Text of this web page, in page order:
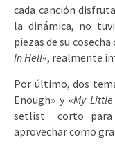
cada canción
la dinámica, no
piezas de su cosecha
In Hell«, realmente
Por último, dos
Enough» y «My
setlist corto para
aprovechar como